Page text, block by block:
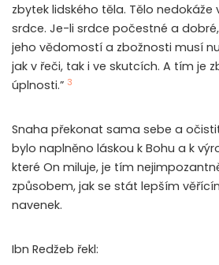
zbytek lidského těla. Tělo
srdce. Je-li srdce počestné a
jeho vědomostí a zbožnosti musí
jak v řeči, tak i ve skutcích. A tím je
úplnosti.” 3
Snaha překonat sama sebe a
bylo naplněno láskou k Bohu a k
které On miluje, je tím
způsobem, jak se stát lepším
navenek.
Ibn Redžeb řekl: